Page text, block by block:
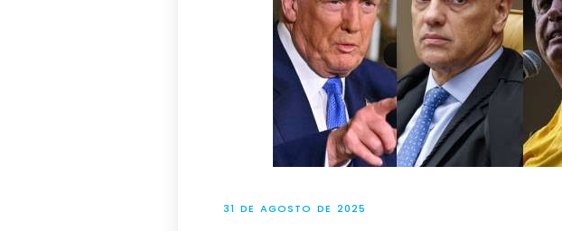
31 DE AGOSTO DE 2025